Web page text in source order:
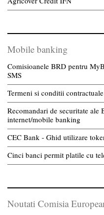
Mobile banking
Comisioanele BRD pentru
SMS
Termeni si conditii
Recomandari de securitate
internet/mobile banking
CEC Bank - Ghid utilizare
Cinci banci permit platile cu
Noutati Comisia